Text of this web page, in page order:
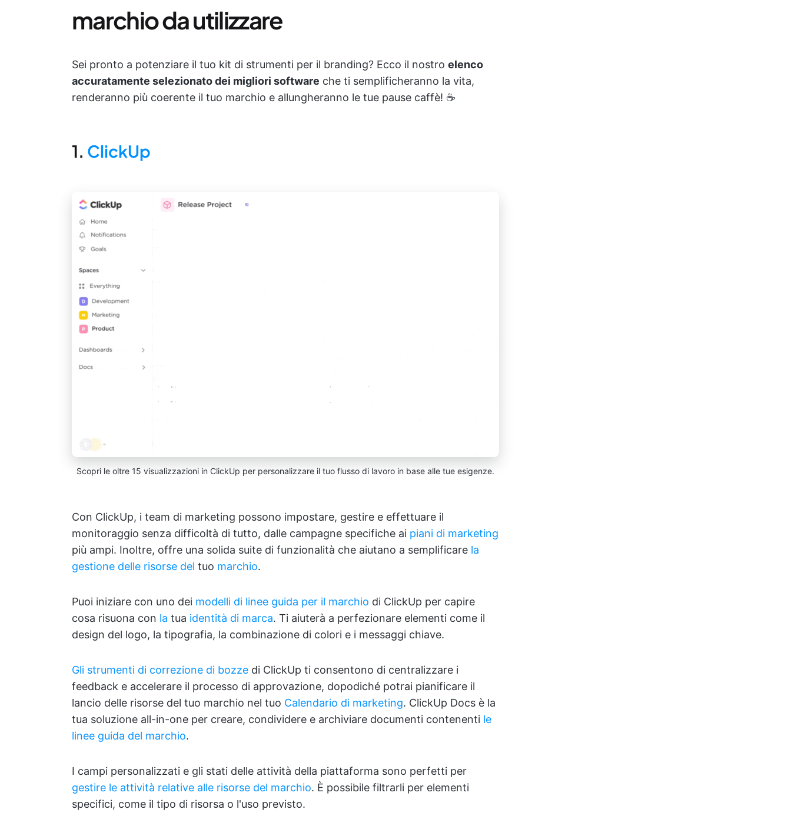
marchio da utilizzare
Sei pronto a potenziare il tuo kit di strumenti per il branding? Ecco il nostro elenco
accuratamente selezionato dei migliori software che ti semplificheranno la vita,
renderanno più coerente il tuo marchio e allungheranno le tue pause caffè! ☕
1. ClickUp
Scopri le oltre 15 visualizzazioni in ClickUp per personalizzare il tuo flusso di lavoro in base alle tue esigenze.
Con ClickUp, i team di marketing possono impostare, gestire e effettuare il
monitoraggio senza difficoltà di tutto, dalle campagne specifiche ai piani di marketing
più ampi. Inoltre, offre una solida suite di funzionalità che aiutano a semplificare la
gestione delle risorse del tuo marchio.
Puoi iniziare con uno dei modelli di linee guida per il marchio di ClickUp per capire
cosa risuona con la tua identità di marca. Ti aiuterà a perfezionare elementi come il
design del logo, la tipografia, la combinazione di colori e i messaggi chiave.
Gli strumenti di correzione di bozze di ClickUp ti consentono di centralizzare i
feedback e accelerare il processo di approvazione, dopodiché potrai pianificare il
lancio delle risorse del tuo marchio nel tuo Calendario di marketing. ClickUp Docs è la
tua soluzione all-in-one per creare, condividere e archiviare documenti contenenti le
linee guida del marchio.
I campi personalizzati e gli stati delle attività della piattaforma sono perfetti per
gestire le attività relative alle risorse del marchio. È possibile filtrarli per elementi
specifici, come il tipo di risorsa o l'uso previsto.